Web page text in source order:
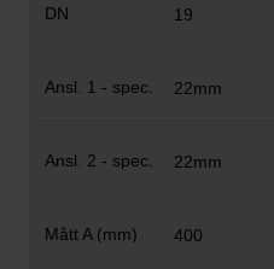
19
22mm
22mm
400